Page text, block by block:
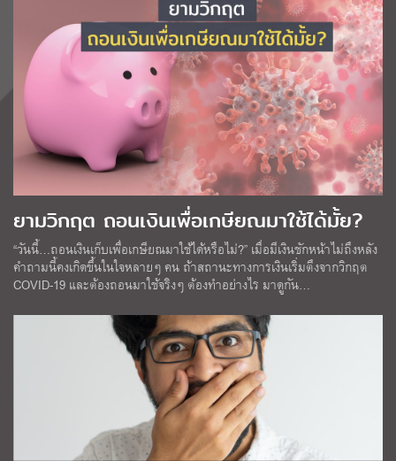
ยามวิกฤต ถอนเงินเพื่อเกษียณมาใช้ได้มั้ย?
“วันนี้…ถอนเงินเก็บเพื่อเกษียณมาใช้ได้หรือไม่?” เมื่อมีเงินชักหน้าไม่ถึงหลัง
คำถามนี้คงเกิดขึ้นในใจหลายๆ คน ถ้าสถานะทางการเงินเริ่มตึงจากวิกฤต
COVID-19 และต้องถอนมาใช้จริงๆ ต้องทำอย่างไร มาดูกัน…